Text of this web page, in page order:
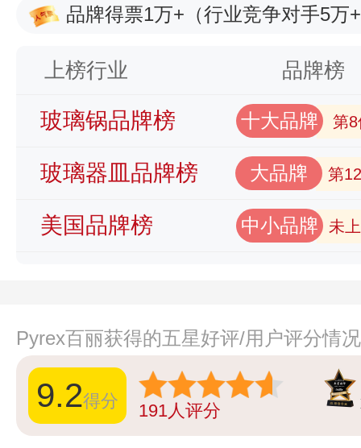
品牌得票1万+ （行业竞争对手5万
上榜行业 品牌榜
玻璃锅品牌榜 十大品牌 第8
玻璃器皿品牌榜 大品牌 第
美国品牌榜 中小品牌 未
Pyrex百丽获得的五星好评/用户评分情
9.2得分 191人评分